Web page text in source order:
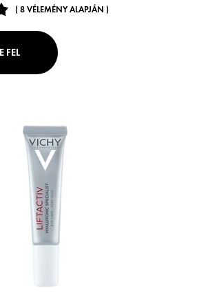
( 8 VÉLEMÉNY ALAPJÁN )
FEDEZZE FEL